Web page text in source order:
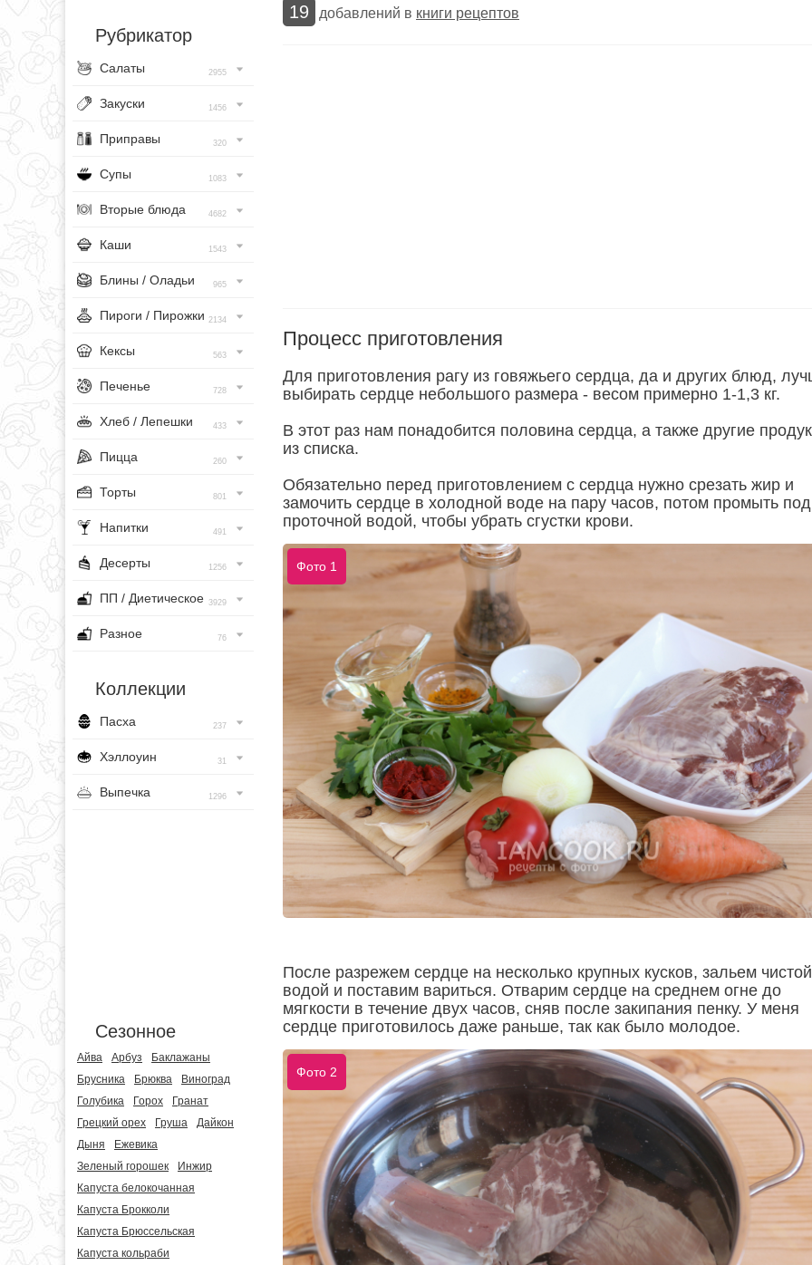
Рубрикатор
Салаты 2955
Закуски 1456
Приправы 320
Супы 1083
Вторые блюда 4682
Каши 1543
Блины / Оладьи 965
Пироги / Пирожки 2134
Кексы 563
Печенье 728
Хлеб / Лепешки 433
Пицца 260
Торты 801
Напитки 491
Десерты 1256
ПП / Диетическое 3929
Разное 76
Коллекции
Пасха 237
Хэллоуин 31
Выпечка 1296
Сезонное
Айва Арбуз
Баклажаны
Брусника
Брюква
Виноград
Голубика
Горох
Гранат
Грецкий орех
Груша
Дайкон
Дыня
Ежевика
Зеленый горошек
Инжир
Капуста белокочанная
Капуста Брокколи
Капуста Брюссельская
Капуста кольраби
19 добавлений в книги рецептов
Процесс приготовления
Для приготовления рагу из говяжьего сердца, да и других блюд,
выбирать сердце небольшого размера - весом примерно 1-1,3 кг.
В этот раз нам понадобится половина сердца, а также другие
из списка.
Обязательно перед приготовлением с сердца нужно срезать жир и
замочить сердце в холодной воде на пару часов, потом промыть под
проточной водой, чтобы убрать сгустки крови.
Фото 1
После разрежем сердце на несколько крупных кусков, зальем чистой
водой и поставим вариться. Отварим сердце на среднем огне до
мягкости в течение двух часов, сняв после закипания пенку. У меня
сердце приготовилось даже раньше, так как было молодое.
Фото 2